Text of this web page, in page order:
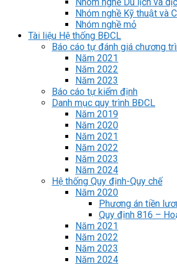
Nhóm nghề Kỹ thuật và
Nhóm nghề mỏ
Tài liệu Hệ thống BĐCL
Báo cáo tự đánh giá chương
Năm 2021
Năm 2022
Năm 2023
Báo cáo tự kiểm định
Danh mục quy trình BĐCL
Năm 2019
Năm 2020
Năm 2021
Năm 2022
Năm 2023
Năm 2024
Hệ thống Quy định-Quy chế
Năm 2020
Phương án tiền
Quy định 816 –
Năm 2021
Năm 2022
Năm 2023
Năm 2024